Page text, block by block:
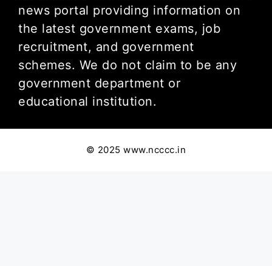
news portal providing information on
the latest government exams, job
recruitment, and government
schemes. We do not claim to be any
government department or
educational institution.
© 2025 www.ncccc.in